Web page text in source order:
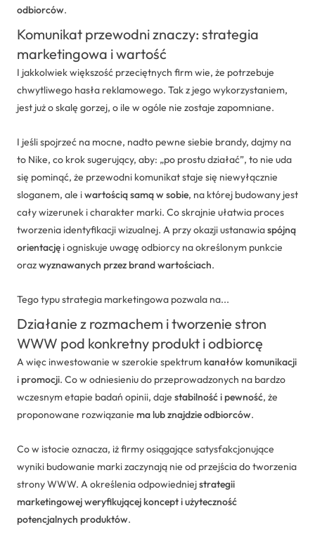
odbiorców.
Komunikat przewodni znaczy: strategia
marketingowa i wartość
I jakkolwiek większość przeciętnych firm wie, że potrzebuje
chwytliwego hasła reklamowego. Tak z jego wykorzystaniem,
jest już o skalę gorzej, o ile w ogóle nie zostaje zapomniane.
I jeśli spojrzeć na mocne, nadto pewne siebie brandy, dajmy na
to Nike, co krok sugerujący, aby: „po prostu działać”, to nie uda
się pominąć, że przewodni komunikat staje się niewyłącznie
sloganem, ale iwartością samą w sobie, na której budowany jest
cały wizerunek i charakter marki. Co skrajnie ułatwia proces
tworzenia identyfikacji wizualnej. A przy okazji ustanawiaspójną
orientację i ogniskuje uwagę odbiorcy na określonym punkcie
orazwyznawanych przez brand wartościach.
Tego typu strategia marketingowa pozwala na...
Działanie z rozmachem i tworzenie stron
WWW pod konkretny produkt i odbiorcę
A więc inwestowanie w szerokie spektrumkanałów komunikacji
i promocji. Co w odniesieniu do przeprowadzonych na bardzo
wczesnym etapie badań opinii, daje stabilność i pewność, że
proponowane rozwiązanie ma lub znajdzie odbiorców.
Co w istocie oznacza, iż firmy osiągające satysfakcjonujące
wyniki budowanie marki zaczynają nie od przejścia do tworzenia
strony WWW. A określenia odpowiedniejstrategii
marketingowej weryfikującej koncept i użyteczność
potencjalnych produktów.